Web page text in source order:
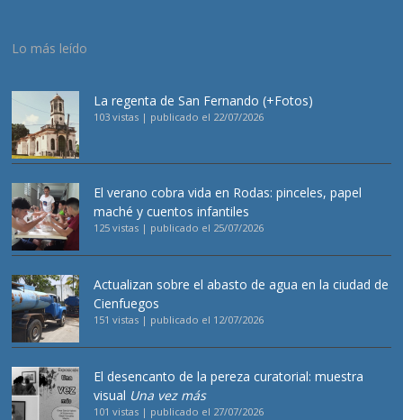
Lo más leído
La regenta de San Fernando (+Fotos)
103 vistas | publicado el 22/07/2026
El verano cobra vida en Rodas: pinceles, papel
maché y cuentos infantiles
125 vistas | publicado el 25/07/2026
Actualizan sobre el abasto de agua en la ciudad de
Cienfuegos
151 vistas | publicado el 12/07/2026
El desencanto de la pereza curatorial: muestra
visual Una vez más
101 vistas | publicado el 27/07/2026